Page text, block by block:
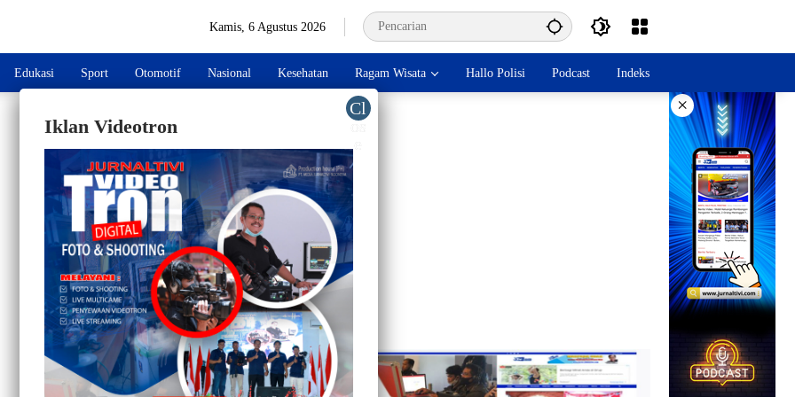
Kamis, 6 Agustus 2026
Edukasi Sport Otomotif Nasional Kesehatan Ragam Wisata Hallo Polisi Podcast Indeks
×
Iklan Videotron